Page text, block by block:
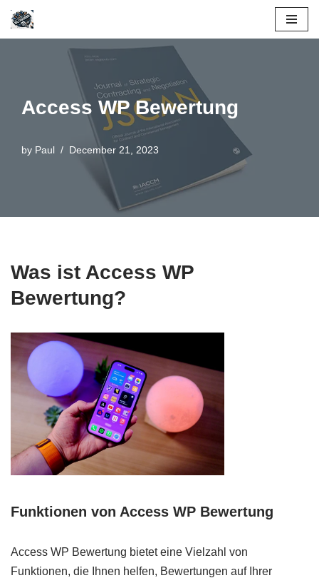
Skip
Access WP Bewertung
by Paul December 21, 2023
Was ist Access WP
Bewertung?
Funktionen von Access WP Bewertung
Access WP Bewertung bietet eine Vielzahl von
Funktionen, die Ihnen helfen, Bewertungen auf Ihrer